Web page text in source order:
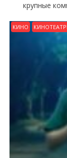
крупные
КИНО